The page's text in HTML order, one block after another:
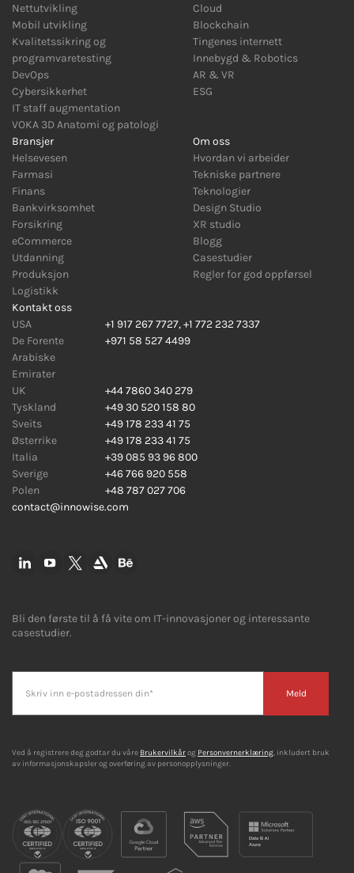
Nettutvikling
Mobil utvikling
Kvalitetssikring og
programvaretesting
DevOps
Cybersikkerhet
IT staff augmentation
VOKA 3D Anatomi og patologi
Cloud
Blockchain
Tingenes internett
Innebygd & Robotics
AR & VR
ESG
Bransjer
Helsevesen
Farmasi
Finans
Bankvirksomhet
Forsikring
eCommerce
Utdanning
Produksjon
Logistikk
Om oss
Hvordan vi arbeider
Tekniske partnere
Teknologier
Design Studio
XR studio
Blogg
Casestudier
Regler for god oppførsel
Kontakt oss
USA
+1 917 267 7727,+1 772 232 7337
De Forente
Arabiske
Emirater
+971 58 527 4499
UK
+44 7860 340 279
Tyskland
+49 30 520 158 80
Sveits
+49 178 233 41 75
Østerrike
+49 178 233 41 75
Italia
+39 085 93 96 800
Sverige
+46 766 920 558
Polen
+48 787 027 706
contact@innowise.com
Bli den første til å få vite om IT-innovasjoner og interessante
casestudier.
Meld
Ved å registrere deg godtar du våre Brukervilkårog Personvernerklæring, inkludert bruk
av informasjonskapsler og overføring av personopplysninger.